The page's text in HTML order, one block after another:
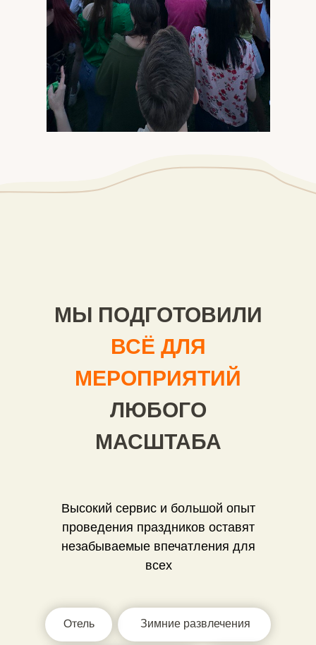
Зимние развлечения
Отель
МЫ ПОДГОТОВИЛИ
ВСЁ ДЛЯ
МЕРОПРИЯТИЙ
ЛЮБОГО
МАСШТАБА
Высокий сервис и большой опыт
проведения праздников оставят
незабываемые впечатления для
всех